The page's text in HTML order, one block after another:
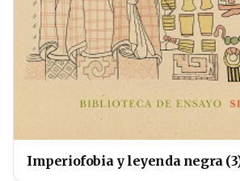
Imperiofobia y leyenda negra